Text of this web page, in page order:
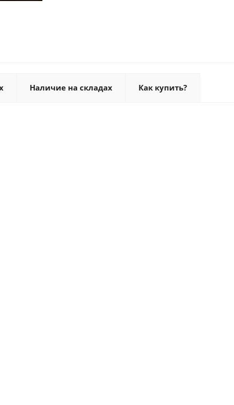
Наличие на складах Как купить?